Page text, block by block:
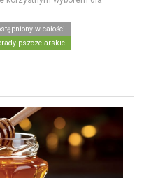
w całości
pszczelarskie